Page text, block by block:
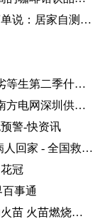
居家检测是什么意思家人怎么办（历史简单说：居家自测阳性怎么办专家解答） 全球快资讯
魔法科高校劣等生第2季（魔法科高校的劣等生第二季什么时候出）_环球热头条
环球滚动:打造数字能源先锋城市新标杆 南方电网深圳供电局主题展厅亮相数能展
警-快资讯
广州长途120救护车转院 - 跨省救护车送病人回家 - 全国救护团队_快资讯
冠
事通
五脏舌诊之心舌舌为心之苗，它是心脏的火苗 火苗燃烧的时候，你会发